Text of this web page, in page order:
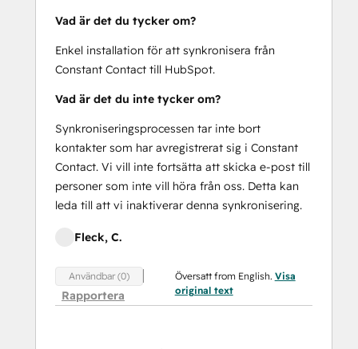
Vad är det du tycker om?
Enkel installation för att synkronisera från
Constant Contact till HubSpot.
Vad är det du inte tycker om?
Synkroniseringsprocessen tar inte bort
kontakter som har avregistrerat sig i Constant
Contact. Vi vill inte fortsätta att skicka e-post till
personer som inte vill höra från oss. Detta kan
leda till att vi inaktiverar denna synkronisering.
Fleck, C.
Användbar (0)
Rapportera
Översatt from English. Visa
original text